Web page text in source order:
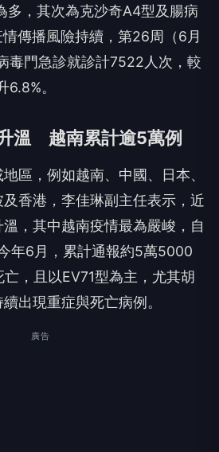
多，其次為克沙奇A4型及腸病
傳播風險持續，第26周（6月
毒門急診就診計7522人次，較
。
溫 越南累計逾5萬例
區，例如越南、中國、日本、
香港，李佳琳副主任表示，近
，其中越南疫情最為嚴峻，自
年6月，累計通報約5萬5000
，且以EV71型為主，尤其胡
出現重症與死亡病例。
廣告